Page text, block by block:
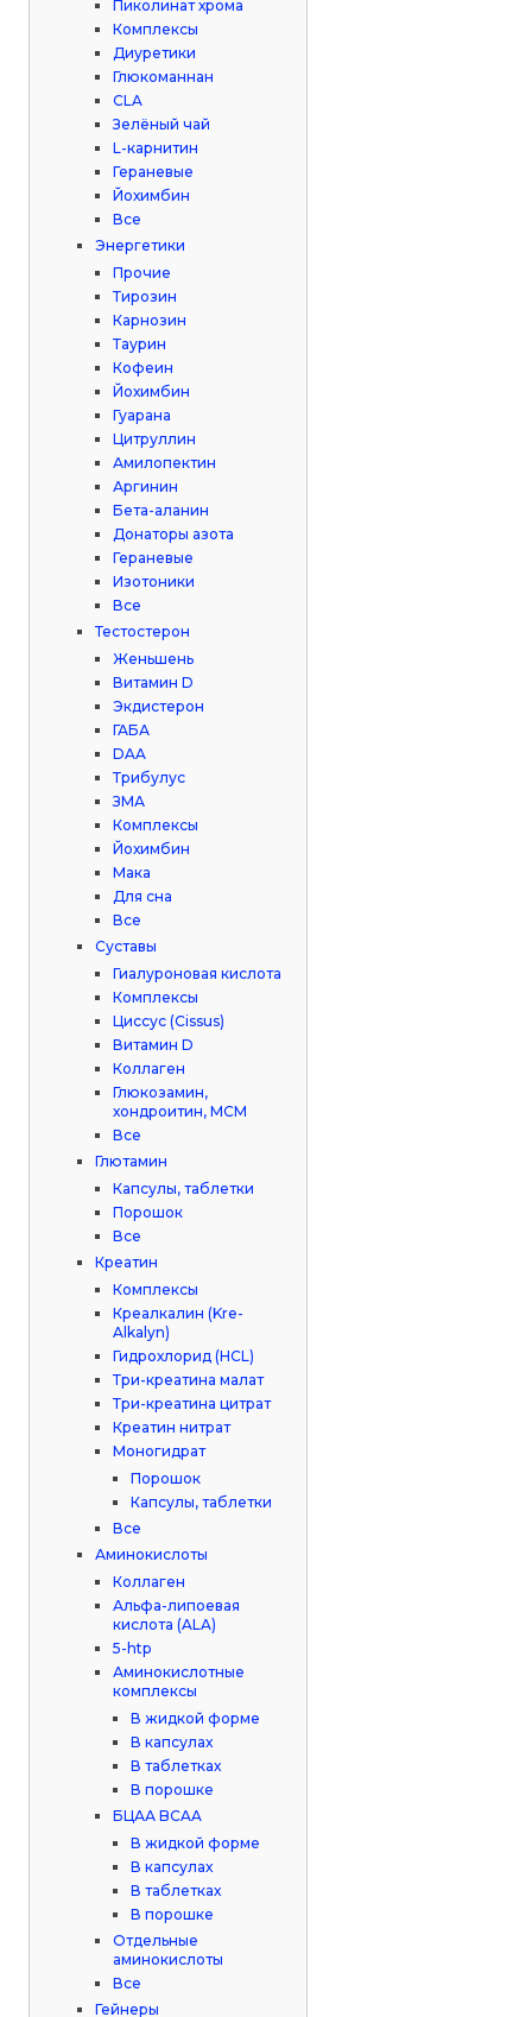
Пиколинат хрома
Комплексы
Диуретики
Глюкоманнан
CLA
Зелёный чай
L-карнитин
Гераневые
Йохимбин
Все
Энергетики
Прочие
Тирозин
Карнозин
Таурин
Кофеин
Йохимбин
Гуарана
Цитруллин
Амилопектин
Аргинин
Бета-аланин
Донаторы азота
Гераневые
Изотоники
Все
Тестостерон
Женьшень
Витамин D
Экдистерон
ГАБА
DAA
Трибулус
ЗМА
Комплексы
Йохимбин
Мака
Для сна
Все
Суставы
Гиалуроновая кислота
Комплексы
Циссус (Cissus)
Витамин D
Коллаген
Глюкозамин,
хондроитин, МСМ
Все
Глютамин
Капсулы, таблетки
Порошок
Все
Креатин
Комплексы
Креалкалин (Kre-
Alkalyn)
Гидрохлорид (HCL)
Три-креатина малат
Три-креатина цитрат
Креатин нитрат
Моногидрат
Порошок
Капсулы, таблетки
Все
Аминокислоты
Коллаген
Альфа-липоевая
кислота (ALA)
5-htp
Аминокислотные
комплексы
В жидкой форме
В капсулах
В таблетках
В порошке
БЦАА BCAA
В жидкой форме
В капсулах
В таблетках
В порошке
Отдельные
аминокислоты
Все
Гейнеры